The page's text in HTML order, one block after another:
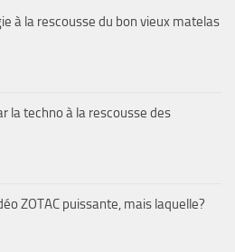
à la rescousse du bon vieux matelas
la techno à la rescousse des
ZOTAC puissante, mais laquelle?